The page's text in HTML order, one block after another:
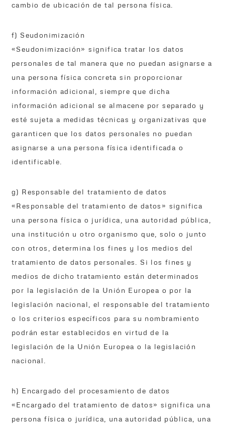
cambio de ubicación de tal persona física.
f) Seudonimización
«Seudonimización» significa tratar los datos
personales de tal manera que no puedan asignarse a
una persona física concreta sin proporcionar
información adicional, siempre que dicha
información adicional se almacene por separado y
esté sujeta a medidas técnicas y organizativas que
garanticen que los datos personales no puedan
asignarse a una persona física identificada o
identificable.
g) Responsable del tratamiento de datos
«Responsable del tratamiento de datos» significa
una persona física o jurídica, una autoridad pública,
una institución u otro organismo que, solo o junto
con otros, determina los fines y los medios del
tratamiento de datos personales. Si los fines y
medios de dicho tratamiento están determinados
por la legislación de la Unión Europea o por la
legislación nacional, el responsable del tratamiento
o los criterios específicos para su nombramiento
podrán estar establecidos en virtud de la
legislación de la Unión Europea o la legislación
nacional.
h) Encargado del procesamiento de datos
«Encargado del tratamiento de datos» significa una
persona física o jurídica, una autoridad pública, una